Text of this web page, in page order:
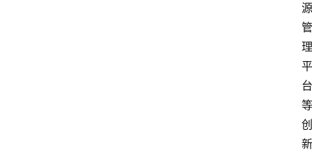
源
管
理
平
台
等
创
新